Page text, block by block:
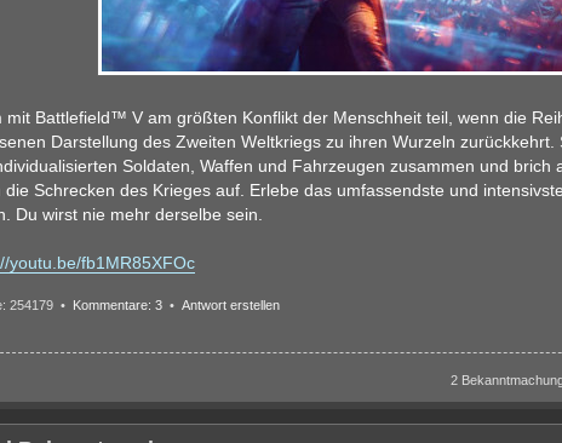
mit Battlefield™ V am größten Konflikt der Menschheit teil, wenn die
Darstellung des Zweiten Weltkriegs zu ihren Wurzeln zurückkehrt.
Soldaten, Waffen und Fahrzeugen zusammen und brich
die Schrecken des Krieges auf. Erlebe das umfassendste und
Du wirst nie mehr derselbe sein.
youtu.be/fb1MR85XFOc
254179 • Kommentare: 3• Antwort erstellen
2